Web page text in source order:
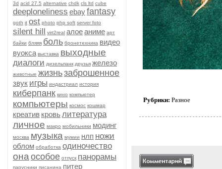
3d acid 27.5 alternative chdk cls ltd cube
deeploneliness ebayfantasy
goth it ost photo php soft server foto
silent hill virt2real алоеаниме арт
байки бляяя боль бронетехника видео
вуокса выставка выходные
диалоги дизельпанк друзья железо
животные жизньзаброшенное
звук игры индастриал история
киберпанк кино компьютер
компьютеры космос кошмар
креатив кровьлитература
личное макро мобильники модинг
москва музыка мумии нлп ножи
облом обработка одиночество
она особое отпуск панорамы
парусники писанина питер
Рубрики: Разное